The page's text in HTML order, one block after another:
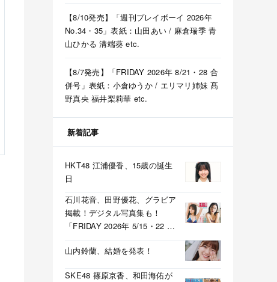
【8/10発売】「週刊プレイボーイ 2026年
No.34・35」表紙：山田あい / 麻倉瑞季 青
山ひかる 溝端葵 etc.
【8/7発売】「FRIDAY 2026年 8/21・28 合
併号」表紙：小倉ゆうか / エリマリ姉妹 髙
野真央 福井梨莉華 etc.
新着記事
HKT48 江浦優香、15歳の誕生
日
石川花音、田野優花、グラビア
掲載！デジタル写真集も！
「FRIDAY 2026年 5/15・22 合
山内鈴蘭、結婚を発表！
SKE48 篠原京香、和田海佑が